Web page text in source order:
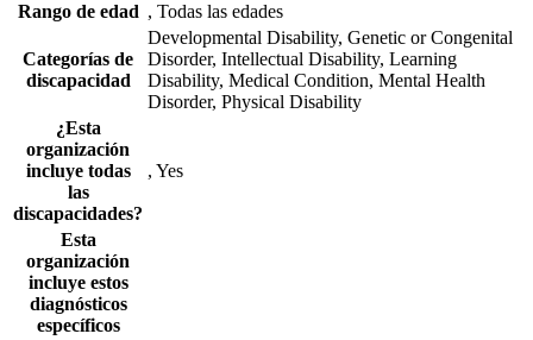
Rango de edad , Todas las edades
Categorías de
discapacidad
Developmental Disability, Genetic or Congenital
Disorder, Intellectual Disability, Learning
Disability, Medical Condition, Mental Health
Disorder, Physical Disability
¿Esta
organización
incluye todas
las
discapacidades?
, Yes
Esta
organización
incluye estos
diagnósticos
específicos